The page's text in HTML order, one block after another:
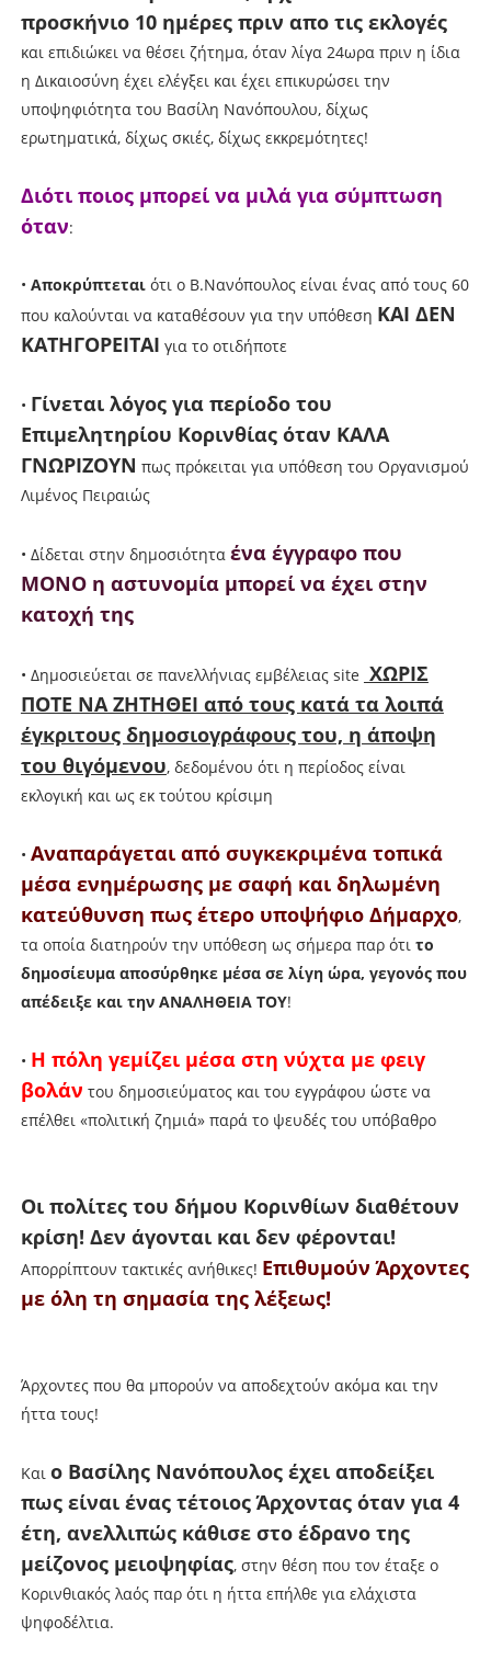
προσκήνιο 10 ημέρες πριν απο τις εκλογές
και επιδιώκει να θέσει ζήτημα, όταν λίγα 24ωρα πριν η ίδια
η Δικαιοσύνη έχει ελέγξει και έχει επικυρώσει την
υποψηφιότητα του Βασίλη Νανόπουλου, δίχως
ερωτηματικά, δίχως σκιές, δίχως εκκρεμότητες!
Διότι ποιος μπορεί να μιλά για σύμπτωση
όταν:
• Αποκρύπτεται ότι ο Β.Νανόπουλος είναι ένας από τους 60
που καλούνται να καταθέσουν για την υπόθεση ΚΑΙ ΔΕΝ
ΚΑΤΗΓΟΡΕΙΤΑΙ για το οτιδήποτε
• Γίνεται λόγος για περίοδο του
Επιμελητηρίου Κορινθίας όταν ΚΑΛΑ
ΓΝΩΡΙΖΟΥΝ πως πρόκειται για υπόθεση του Οργανισμού
Λιμένος Πειραιώς
• Δίδεται στην δημοσιότητα ένα έγγραφο που
ΜΟΝΟ η αστυνομία μπορεί να έχει στην
κατοχή της
• Δημοσιεύεται σε πανελλήνιας εμβέλειας site ΧΩΡΙΣ
ΠΟΤΕ ΝΑ ΖΗΤΗΘΕΙ από τους κατά τα λοιπά
έγκριτους δημοσιογράφους του, η άποψη
του θιγόμενου, δεδομένου ότι η περίοδος είναι
εκλογική και ως εκ τούτου κρίσιμη
• Αναπαράγεται από συγκεκριμένα τοπικά
μέσα ενημέρωσης με σαφή και δηλωμένη
κατεύθυνση πως έτερο υποψήφιο Δήμαρχο,
τα οποία διατηρούν την υπόθεση ως σήμερα παρ ότιτο
δημοσίευμα αποσύρθηκε μέσα σε λίγη ώρα, γεγονός που
απέδειξε και την ΑΝΑΛΗΘΕΙΑ ΤΟΥ!
• Η πόλη γεμίζει μέσα στη νύχτα με φειγ
βολάν του δημοσιεύματος και του εγγράφου ώστε να
επέλθει «πολιτική ζημιά» παρά το ψευδές του υπόβαθρο
Οι πολίτες του δήμου Κορινθίων διαθέτουν
κρίση! Δεν άγονται και δεν φέρονται!
Απορρίπτουν τακτικές ανήθικες! Επιθυμούν Άρχοντες
με όλη τη σημασία της λέξεως!
Άρχοντες που θα μπορούν να αποδεχτούν ακόμα και την
ήττα τους!
Και ο Βασίλης Νανόπουλος έχει αποδείξει
πως είναι ένας τέτοιος Άρχοντας όταν για 4
έτη, ανελλιπώς κάθισε στο έδρανο της
μείζονος μειοψηφίας, στην θέση που τον έταξε ο
Κορινθιακός λαός παρ ότι η ήττα επήλθε για ελάχιστα
ψηφοδέλτια.